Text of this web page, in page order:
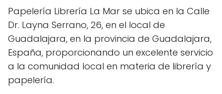
Papelería Librería La Mar se ubica en la Calle
Dr. Layna Serrano, 26, en el local de
Guadalajara, en la provincia de Guadalajara,
España, proporcionando un excelente servicio
a la comunidad local en materia de librería y
papelería.